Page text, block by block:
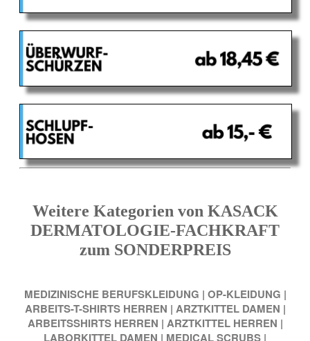
Weitere Kategorien von KASACK
DERMATOLOGIE-FACHKRAFT
zum SONDERPREIS
MEDIZINISCHE BERUFSKLEIDUNG | OP-KLEIDUNG |
ARBEITS-T-SHIRTS HERREN | ARZTKITTEL DAMEN |
ARBEITSSHIRTS HERREN | ARZTKITTEL HERREN |
LABORKITTEL DAMEN | MEDICAL SCRUBS |